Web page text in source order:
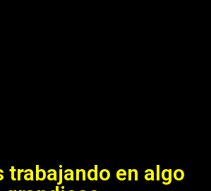
trabajando en algo